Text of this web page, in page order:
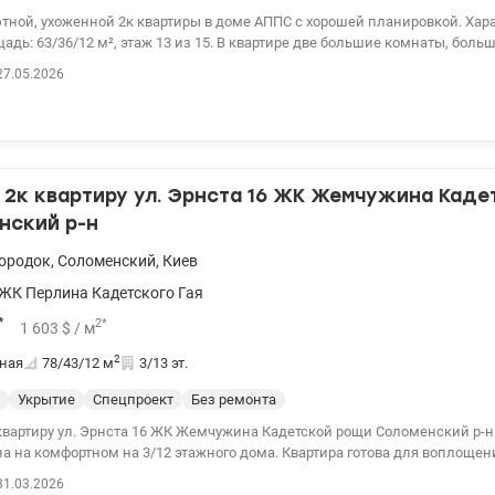
3 мин от дома. Цена - 115000 у.е., 0661825672 Екатерина, Valion.ua/
ухоженной 2к квартиры в доме АППС с хорошей планировкой.
63/36/12 м², этаж 13 из 15. В квартире две большие комнаты,
инфраструктура: школа, 4 детских сада, аптеки, банк,
большой парк и медицинские заведения. Все находится в пешей
ездит по всем направлениям. В пешей доступности
Звоните и приходите на просмотр. Большой опыт помощи по покупке
программам, безналичный расчет. 1. Еоселя (Е-оселя),
Жилье для ВПЛ и военных (постановление 280 и другие) Цена 115 000
1130230
квартиру ул. Эрнста 16 ЖК Жемчужина
р-н
, Соломенский, Киев
Перлина Кадетского Гая
1 603 $ / м2*
78/43/12 м2 3/13 эт.
Укрытие Спецпроект
Без ремонта
ул. Эрнста 16 ЖК Жемчужина Кадетской рощи Соломенский р-
на комфортном на 3/12 этажного дома. Квартира готова для